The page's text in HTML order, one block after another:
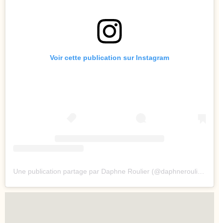
Voir cette publication sur Instagram